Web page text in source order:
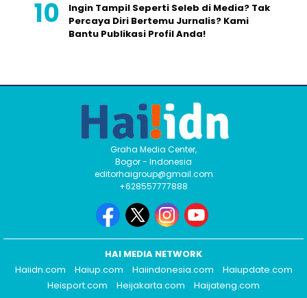
Ingin Tampil Seperti Seleb di Media? Tak
Percaya Diri Bertemu Jurnalis? Kami
Bantu Publikasi Profil Anda!
Graha Media Center,
Bogor - Indonesia
editorhaigroup@gmail.com
+628557777888
HAI MEDIA NETWORK
Haiidn.com
Haiup.com Haiindonesia.com
Haiupdate.com
Heisport.com
Heijakarta.com
Haijateng.com